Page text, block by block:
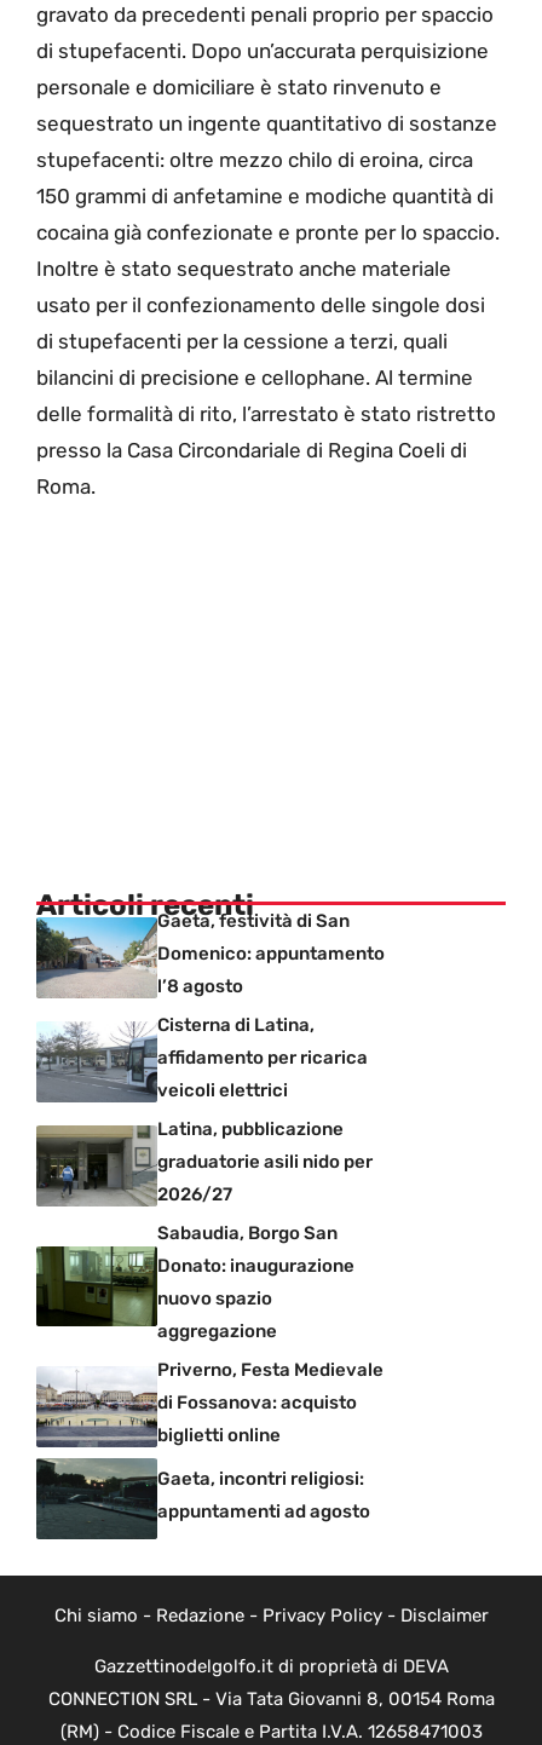
gravato da precedenti penali proprio per spaccio
di stupefacenti. Dopo un’accurata perquisizione
personale e domiciliare è stato rinvenuto e
sequestrato un ingente quantitativo di sostanze
stupefacenti: oltre mezzo chilo di eroina, circa
150 grammi di anfetamine e modiche quantità di
cocaina già confezionate e pronte per lo spaccio.
Inoltre è stato sequestrato anche materiale
usato per il confezionamento delle singole dosi
di stupefacenti per la cessione a terzi, quali
bilancini di precisione e cellophane. Al termine
delle formalità di rito, l’arrestato è stato ristretto
presso la Casa Circondariale di Regina Coeli di
Roma.
Articoli recentiGaeta, festività di San
Domenico: appuntamento
l’8 agosto
Cisterna di Latina,
affidamento per ricarica
veicoli elettrici
Latina, pubblicazione
graduatorie asili nido per
2026/27
Sabaudia, Borgo San
Donato: inaugurazione
nuovo spazio
aggregazione
Priverno, Festa Medievale
di Fossanova: acquisto
biglietti online
Gaeta, incontri religiosi:
appuntamenti ad agosto
Chi siamo - Redazione- Privacy Policy- Disclaimer
Gazzettinodelgolfo.it di proprietà di DEVA
CONNECTION SRL - Via Tata Giovanni 8, 00154 Roma
(RM) - Codice Fiscale e Partita I.V.A. 12658471003